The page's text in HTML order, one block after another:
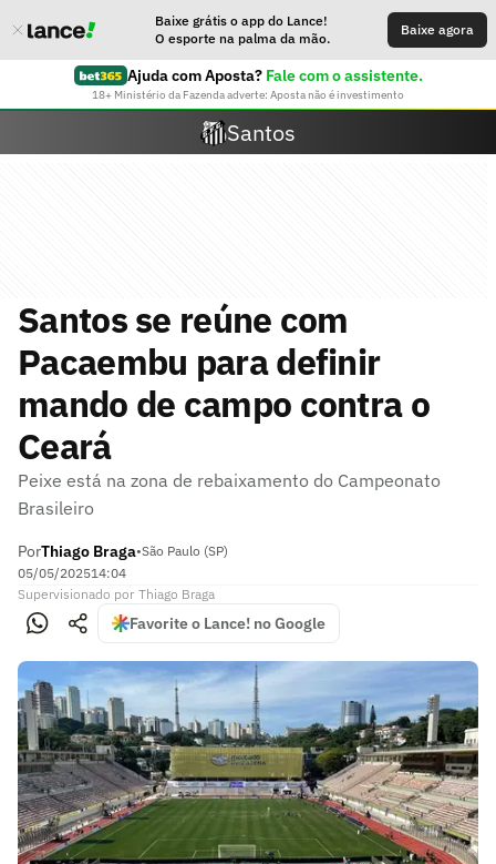
Baixe grátis o app do Lance!
O esporte na palma da mão.
Baixe agora
Ajuda com Aposta? Fale com o assistente.
18+ Ministério da Fazenda adverte: Aposta não é investimento
Santos
Santos se reúne com
Pacaembu para definir
mando de campo contra o
Ceará
Peixe está na zona de rebaixamento do Campeonato
Brasileiro
PorThiago Braga•São Paulo (SP)
05/05/202514:04
Supervisionado por Thiago Braga
Favorite o Lance! no Google